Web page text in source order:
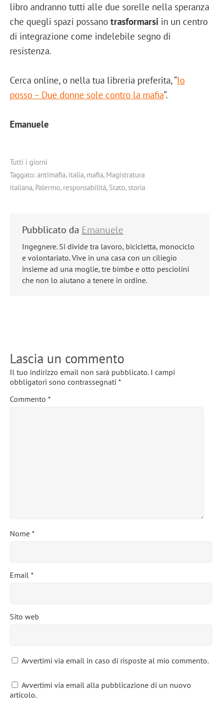
libro andranno tutti alle due sorelle nella speranza
che quegli spazi possano trasformarsi in un centro
di integrazione come indelebile segno di
resistenza.
Cerca online, o nella tua libreria preferita, “Io
posso – Due donne sole contro la mafia“.
Emanuele
Tutti i giorni
Taggato: antimafia, italia, mafia, Magistratura
italiana, Palermo, responsabilità, Stato,storia
Pubblicato da Emanuele
Ingegnere. Si divide tra lavoro, bicicletta, monociclo
e volontariato. Vive in una casa con un ciliegio
insieme ad una moglie, tre bimbe e otto pesciolini
che non lo aiutano a tenere in ordine.
Lascia un commento
Il tuo indirizzo email non sarà pubblicato. I campi
obbligatori sono contrassegnati *
Commento *
Nome *
Email *
Sito web
Avvertimi via email in caso di risposte al mio commento.
Avvertimi via email alla pubblicazione di un nuovo
articolo.